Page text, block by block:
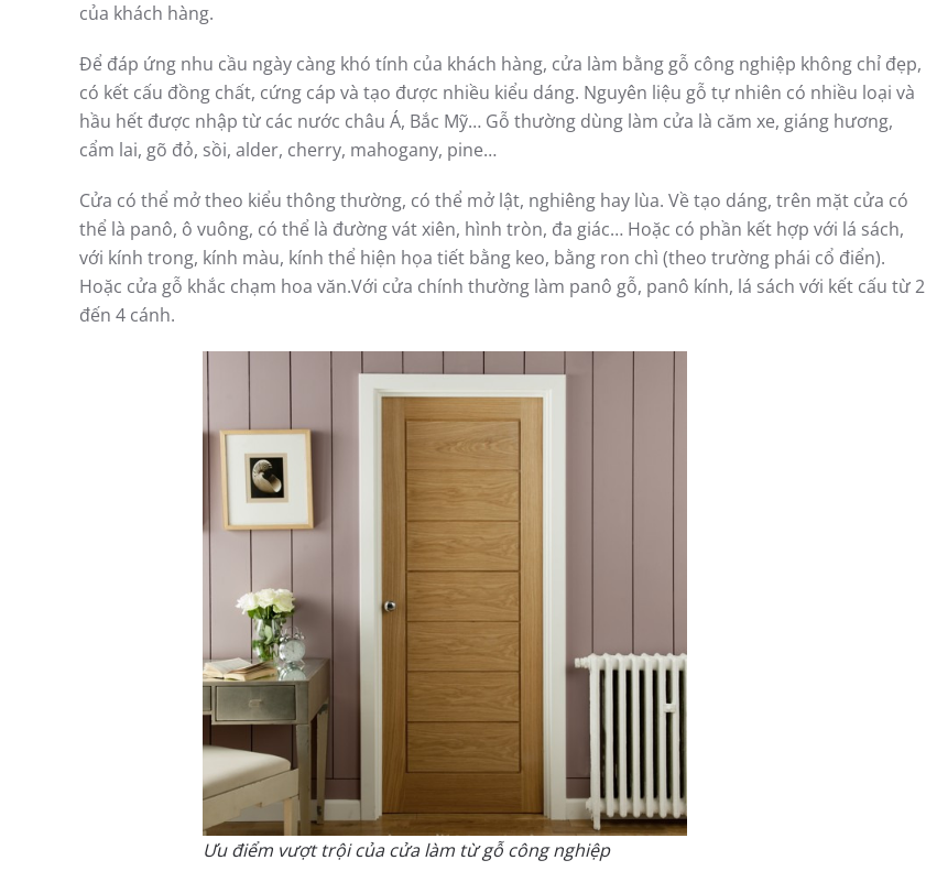
của khách hàng.
Để đáp ứng nhu cầu ngày càng khó tính của khách hàng, cửa làm bằng gỗ công nghiệp không chỉ đẹp,
có kết cấu đồng chất, cứng cáp và tạo được nhiều kiểu dáng. Nguyên liệu gỗ tự nhiên có nhiều loại và
hầu hết được nhập từ các nước châu Á, Bắc Mỹ… Gỗ thường dùng làm cửa là căm xe, giáng hương,
cẩm lai, gõ đỏ, sồi, alder, cherry, mahogany, pine…
Cửa có thể mở theo kiểu thông thường, có thể mở lật, nghiêng hay lùa. Về tạo dáng, trên mặt cửa có
thể là panô, ô vuông, có thể là đường vát xiên, hình tròn, đa giác… Hoặc có phần kết hợp với lá sách,
với kính trong, kính màu, kính thể hiện họa tiết bằng keo, bằng ron chì (theo trường phái cổ điển).
Hoặc cửa gỗ khắc chạm hoa văn.Với cửa chính thường làm panô gỗ, panô kính, lá sách với kết cấu từ 2
đến 4 cánh.
Ưu điểm vượt trội của cửa làm từ gỗ công nghiệp